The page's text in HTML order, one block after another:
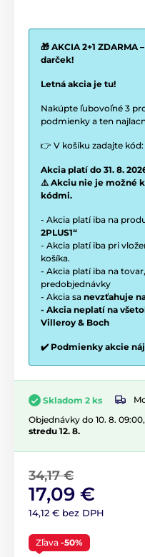
🎁 AKCIA 2+1
darček!
Letná akcia je tu!
Nakúpte ľubovoľné 3
podmienky a ten
👉 V košíku zadajte kód:
Akcia platí do 31. 8.
⚠️ Akciu nie je možné
kódmi.
- Akcia platí iba na
2PLUS1“
- Akcia platí iba pri
košíka.
- Akcia platí iba na
predobjednávky
- Akcia sa nevzťahuje
- Akcia neplatí na
Villeroy & Boch
✔️ Podmienky akcie
Skladom 2 ks
Objednávky do 10. 8.
stredu 12. 8.
34,17 €
17,09 €
14,12 € bez DPH
Zľava -50%